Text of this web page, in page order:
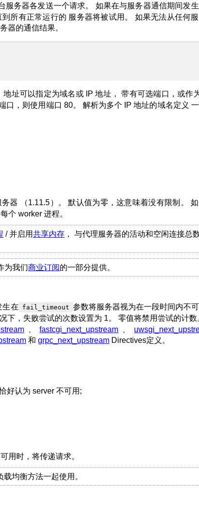
服务器各发送一个请求。 如果在与服务器通信期间发生
所有正常运行的 服务器将被试用。 如果无法从任何
器的通信结果。
地址可以指定为域名或 IP 地址， 带有可选端口，或作
口，则使用端口 80。 解析为多个 IP 地址的域名定义
器 （1.11.5）。 默认值为零，这意味着没有限制。
个 worker 进程。
/ 并启用共享内存 ， 与代理服务器的活动和空闲连接总
为我们商业订阅的一部分提供。
生在 fail_timeout 参数将服务器视为在一段时间内不
下，失败尝试的次数设置为 1。 零值将禁用尝试的计数
、fastcgi_next_upstream
和 grpc_next_upstream Directives定义。
好认为 server 不可用;
用时，将传递请求。
载均衡方法一起使用。